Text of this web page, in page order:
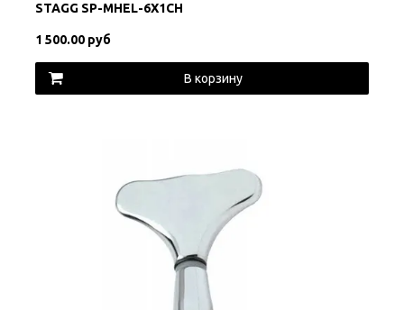
STAGG SP-MHEL-6X1CH
1 500.00 руб
В корзину